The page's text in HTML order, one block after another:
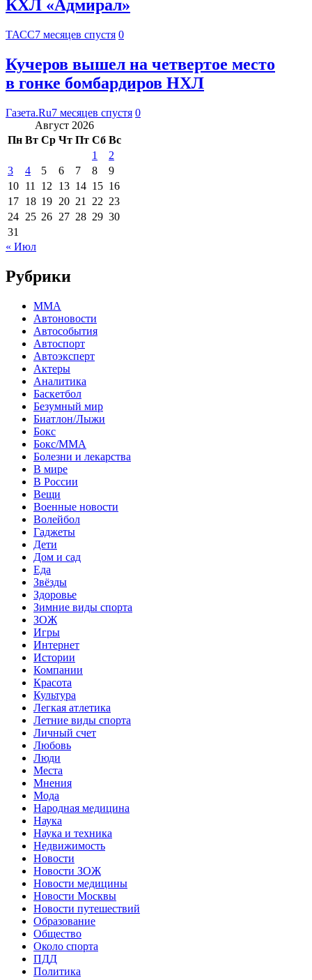
КХЛ «Адмирал»
ТАСС7 месяцев спустя 0
Кучеров вышел на четвертое место
в гонке бомбардиров НХЛ
Газета.Ru7 месяцев спустя 0
Август 2026
Пн Вт Ср Чт Пт Сб Вс
1
2
3
4 5 6 7 8
9
10 11 12 13 14 15 16
17 18 19 20 21 22 23
24 25 26 27 28 29 30
31
« Июл
Рубрики
MMA
Автоновости
Автособытия
Автоспорт
Автоэксперт
Актеры
Аналитика
Баскетбол
Безумный мир
Биатлон/Лыжи
Бокс
Бокс/MMA
Болезни и лекарства
В мире
В России
Вещи
Военные новости
Волейбол
Гаджеты
Дети
Дом и сад
Еда
Звёзды
Здоровье
Зимние виды спорта
ЗОЖ
Игры
Интернет
Истории
Компании
Красота
Культура
Легкая атлетика
Летние виды спорта
Личный счет
Любовь
Люди
Места
Мнения
Мода
Народная медицина
Наука
Наука и техника
Недвижимость
Новости
Новости ЗОЖ
Новости медицины
Новости Москвы
Новости путешествий
Образование
Общество
Около спорта
ПДД
Политика